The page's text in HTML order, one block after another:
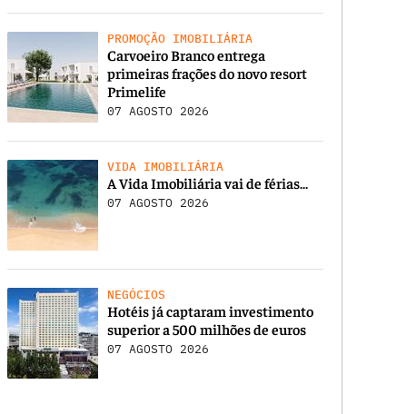
PROMOÇÃO IMOBILIÁRIA
Carvoeiro Branco entrega
primeiras frações do novo resort
Primelife
07 AGOSTO 2026
VIDA IMOBILIÁRIA
A Vida Imobiliária vai de férias…
07 AGOSTO 2026
NEGÓCIOS
Hotéis já captaram investimento
superior a 500 milhões de euros
07 AGOSTO 2026